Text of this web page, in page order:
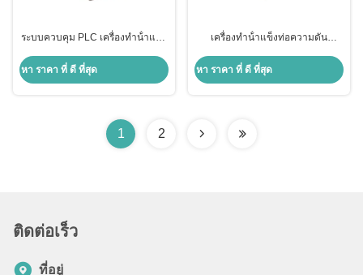
ระบบควบคุม PLC เครื่องทําน้ําแข็ง
หา ราคา ที่ ดี ที่สุด
เครื่องทําน้ําแข็งท่อความดัน
พร้อม PLC
หา ราคา ที่ ดี ที่สุด
1 2
ติดต่อเร็ว
ที่อยู่